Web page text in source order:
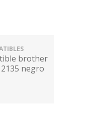
brother
negro